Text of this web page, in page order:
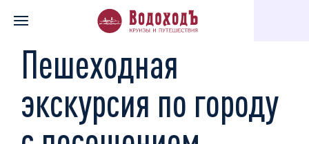
Главная Каталог экскурсий Музеи, галереи, театры
Пешеходная
экскурсия по городу